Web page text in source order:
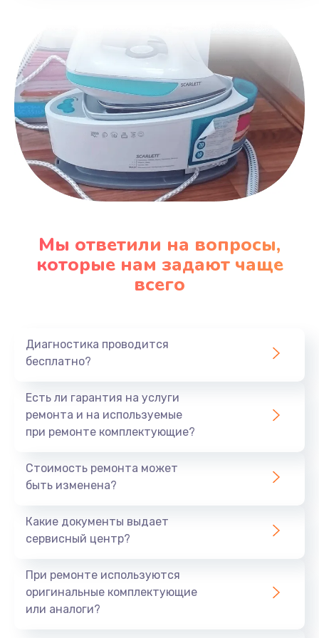
Замена вентилятора
970 руб.
Заказать
Замена таймера
1170 руб.
Заказать
1210 руб.
Заказать
Заказать
1190 руб.
Заказать
Замена термостата
Заказать
3390 руб.
Заказать
Мы ответили на вопросы,
которые нам задают чаще
всего
Диагностика проводится
бесплатно?
Есть ли гарантия на услуги
ремонта и на используемые
при ремонте комплектующие?
Стоимость ремонта может
быть изменена?
Какие документы выдает
сервисный центр?
При ремонте используются
оригинальные комплектующие
или аналоги?